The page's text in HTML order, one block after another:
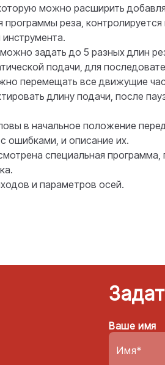
можно расширить
реза,
задать до 5 разных длин
подачи, для
перемещать все движущие
длину подачи, после
в начальное положение
ошибками, и описание их.
специальная
и параметров осей.
Ваше имя